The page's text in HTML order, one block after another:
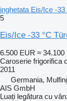
inghetata Eis/Ice -
5
Eis/Ice -33 °C
6.500 EUR ≈ 34.100
Caroserie frigorifica
2011
Germania,
AIS GmbH
Luați legătura cu